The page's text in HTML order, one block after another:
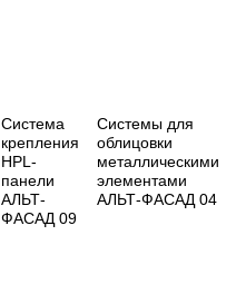
Система
крепления
HPL-
панели
АЛЬТ-
ФАСАД 09
Системы для
облицовки
металлическими
элементами
АЛЬТ-ФАСАД 04